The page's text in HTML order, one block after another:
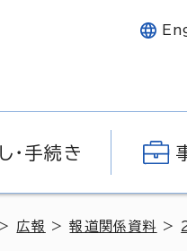
・手続き
> 広報 >報道関係資料 >